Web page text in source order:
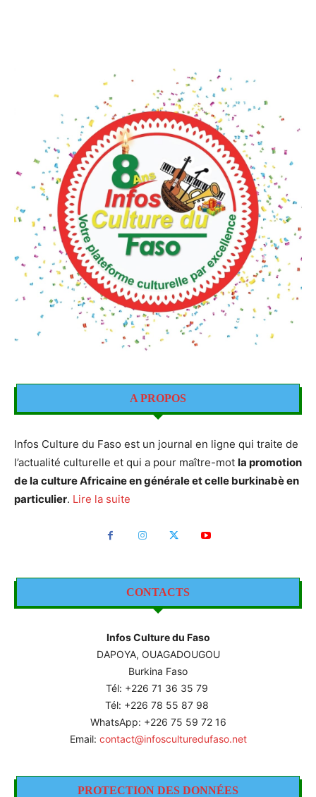
A PROPOS
Infos Culture du Faso est un journal en ligne qui traite de
l’actualité culturelle et qui a pour maître-mot la promotion
de la culture Africaine en générale et celle burkinabè en
particulier. Lire la suite
CONTACTS
Infos Culture du Faso
DAPOYA, OUAGADOUGOU
Burkina Faso
Tél: +226 71 36 35 79
Tél: +226 78 55 87 98
WhatsApp: +226 75 59 72 16
Email: contact@infosculturedufaso.net
PROTECTION DES DONNÉES